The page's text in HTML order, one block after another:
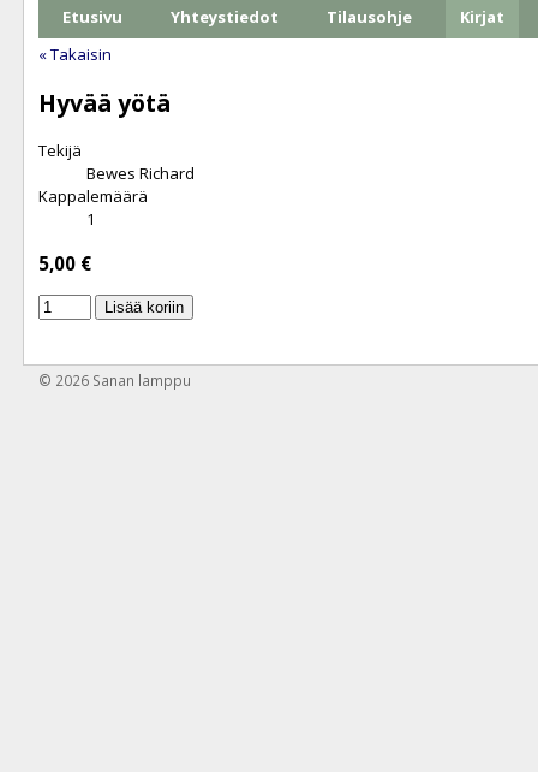
Etusivu Yhteystiedot Tilausohje
Kirjat
« Takaisin
Hyvää yötä
Tekijä
Bewes Richard
Kappalemäärä
1
5,00 €
Lisää koriin
© 2026 Sanan lamppu